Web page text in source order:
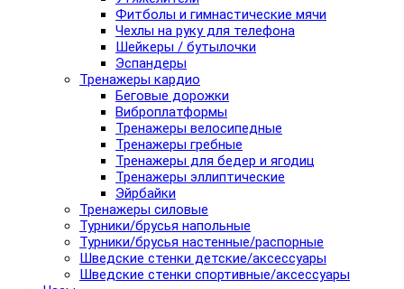
Фитболы и гимнастические мячи
Чехлы на руку для телефона
Шейкеры / бутылочки
Эспандеры
Тренажеры кардио
Беговые дорожки
Виброплатформы
Тренажеры велосипедные
Тренажеры гребные
Тренажеры для бедер и ягодиц
Тренажеры эллиптические
Эйрбайки
Тренажеры силовые
Турники/брусья напольные
Турники/брусья настенные/распорные
Шведские стенки детские/аксессуары
Шведские стенки спортивные/аксессуары